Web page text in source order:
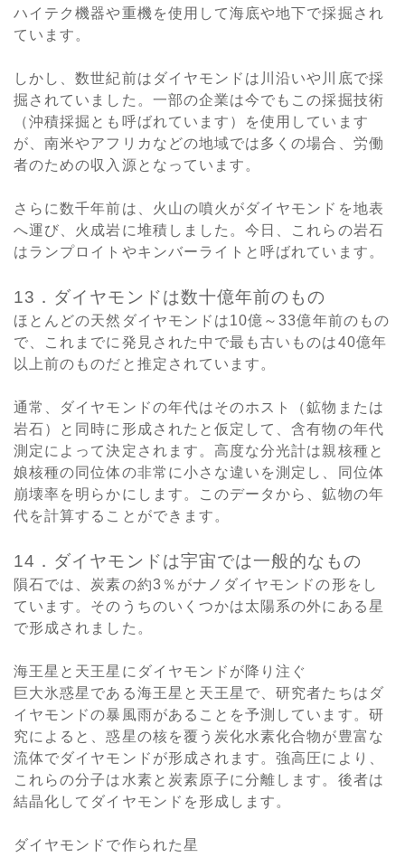
ハイテク機器や重機を使用して海底や地下で採掘され
ています。
しかし、数世紀前はダイヤモンドは川沿いや川底で採
掘されていました。一部の企業は今でもこの採掘技術
（沖積採掘とも呼ばれています）を使用しています
が、南米やアフリカなどの地域では多くの場合、労働
者のための収入源となっています。
さらに数千年前は、火山の噴火がダイヤモンドを地表
へ運び、火成岩に堆積しました。今日、これらの岩石
はランプロイトやキンバーライトと呼ばれています。
13．ダイヤモンドは数十億年前のもの
ほとんどの天然ダイヤモンドは10億～33億年前のもの
で、これまでに発見された中で最も古いものは40億年
以上前のものだと推定されています。
通常、ダイヤモンドの年代はそのホスト（鉱物または
岩石）と同時に形成されたと仮定して、含有物の年代
測定によって決定されます。高度な分光計は親核種と
娘核種の同位体の非常に小さな違いを測定し、同位体
崩壊率を明らかにします。このデータから、鉱物の年
代を計算することができます。
14．ダイヤモンドは宇宙では一般的なもの
隕石では、炭素の約3％がナノダイヤモンドの形をし
ています。そのうちのいくつかは太陽系の外にある星
で形成されました。
海王星と天王星にダイヤモンドが降り注ぐ
巨大氷惑星である海王星と天王星で、研究者たちはダ
イヤモンドの暴風雨があることを予測しています。研
究によると、惑星の核を覆う炭化水素化合物が豊富な
流体でダイヤモンドが形成されます。強高圧により、
これらの分子は水素と炭素原子に分離します。後者は
結晶化してダイヤモンドを形成します。
ダイヤモンドで作られた星